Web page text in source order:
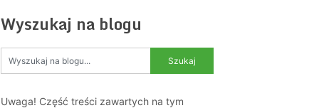
Wyszukaj na blogu
Uwaga! Część treści zawartych na tym